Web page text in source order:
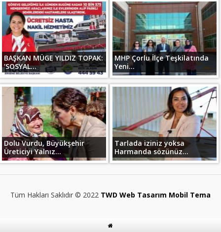
BAŞKAN MÜGE YILDIZ TOPAK:
‘SOSYAL...
MHP Çorlu İlçe Teşkilatında
Yeni...
Dolu Vurdu, Büyükşehir
Üreticiyi Yalnız...
Tarlada iziniz yoksa
Harmanda sözünüz...
Tüm Hakları Saklıdır © 2022 TWD Web Tasarım Mobil Tema